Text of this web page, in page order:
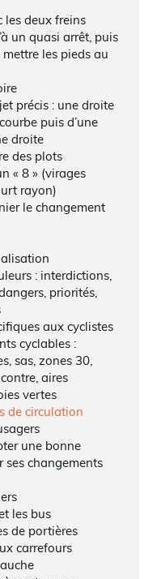
les deux freins
un quasi arrêt, puis
les pieds au
précis : une droite
puis d’une
droite
des plots
« 8 » (virages
rayon)
le changement
: interdictions,
priorités,
aux cyclistes
cyclables :
sas, zones 30,
aires
vertes
de circulation
une bonne
ses changements
les bus
de portières
carrefours